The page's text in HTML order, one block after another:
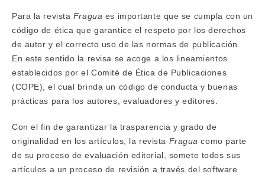
Para la revista Fragua es importante que se cumpla con un
código de ética que garantice el respeto por los derechos
de autor y el correcto uso de las normas de publicación.
En este sentido la revisa se acoge a los lineamientos
establecidos por el Comité de Ética de Publicaciones
(COPE), el cual brinda un código de conducta y buenas
prácticas para los autores, evaluadores y editores.
Con el fin de garantizar la trasparencia y grado de
originalidad en los artículos, la revista Fraguacomo parte
de su proceso de evaluación editorial, somete todos sus
artículos a un proceso de revisión a través del software